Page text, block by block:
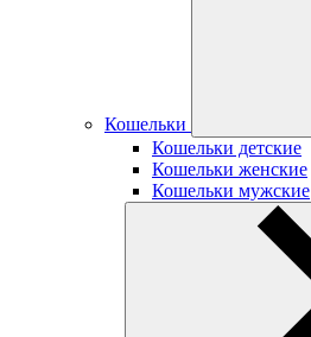
Кошельки
Кошельки детские
Кошельки женские
Кошельки мужские